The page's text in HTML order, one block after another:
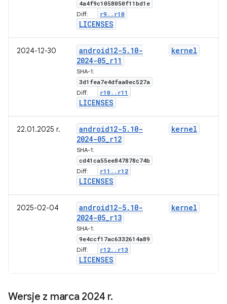
4a4f9c1058050f11bd1e
Diff: r9 . . r10
LICENSES
2024-12-30 android12-5. 10-
2024-05_r11
SHA-1:
3d1fea7e4dfaa0ec527a
Diff: r10 . . r11
LICENSES
kernel
22.01.2025 r. android12-5. 10-
2024-05_r12
SHA-1:
cd41ca55ee847878c74b
Diff: r11 . . r12
LICENSES
kernel
2025-02-04 android12-5. 10-
2024-05_r13
SHA-1:
9e4ccf17ac6332614a89
Diff: r12. . r13
LICENSES
kernel
Wersje z marca 2024 r.